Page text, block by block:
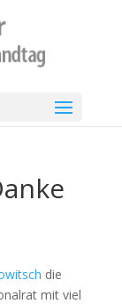
die
mit viel